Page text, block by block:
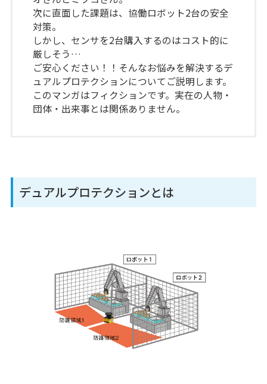
次に直面した課題は、協働ロボット2台の安全
対策。
しかし、センサを2台購入するのはコスト的に
厳しそう…
ご安心ください！！そんなお悩みを解決するデ
ュアルプロテクションについてご説明します。
このマンガはフィクションです。実在の人物・
団体・出来事とは関係ありません。
デュアルプロテクションとは